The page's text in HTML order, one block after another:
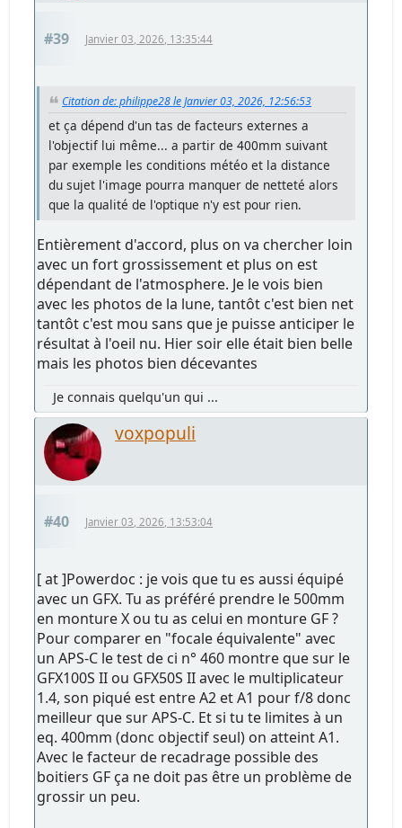
#39 Janvier 03, 2026, 13:35:44
Citation de: philippe28 le Janvier 03, 2026, 12:56:53
et ça dépend d'un tas de facteurs externes a
l'objectif lui même... a partir de 400mm suivant
par exemple les conditions météo et la distance
du sujet l'image pourra manquer de netteté alors
que la qualité de l'optique n'y est pour rien.
Entièrement d'accord, plus on va chercher loin
avec un fort grossissement et plus on est
dépendant de l'atmosphere. Je le vois bien
avec les photos de la lune, tantôt c'est bien net
tantôt c'est mou sans que je puisse anticiper le
résultat à l'oeil nu. Hier soir elle était bien belle
mais les photos bien décevantes
Je connais quelqu'un qui ...
voxpopuli
#40 Janvier 03, 2026, 13:53:04
[ at ]Powerdoc : je vois que tu es aussi équipé
avec un GFX. Tu as préféré prendre le 500mm
en monture X ou tu as celui en monture GF ?
Pour comparer en "focale équivalente" avec
un APS-C le test de ci n° 460 montre que sur le
GFX100S II ou GFX50S II avec le multiplicateur
1.4, son piqué est entre A2 et A1 pour f/8 donc
meilleur que sur APS-C. Et si tu te limites à un
eq. 400mm (donc objectif seul) on atteint A1.
Avec le facteur de recadrage possible des
boitiers GF ça ne doit pas être un problème de
grossir un peu.